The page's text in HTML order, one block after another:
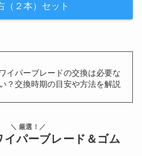
（２本）セット
ワイパーブレードの交換は必要な
？交換時期の目安や方法を解説
＼ 厳選！／
イパーブレード＆ゴム